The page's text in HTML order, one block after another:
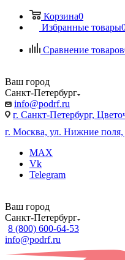
Корзина0
Избранные товары
Сравнение товаров
Ваш город
Санкт-Петербург
info@podrf.ru
г. Санкт-Петербург,
г. Москва, ул. Нижние поля,
MAX
Vk
Telegram
Ваш город
Санкт-Петербург
8 (800) 600-64-53
info@podrf.ru